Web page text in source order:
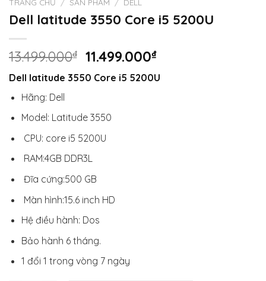
Dell latitude 3550 Core i5 5200U
13.499.000₫
Giá
gốc
là:
11.499.000₫Giá
hiện
tại
Dell latitude 3550 Core i5 5200U
Hãng: Dell
Model: Latitude 3550
CPU: core i5 5200U
RAM:4GB DDR3L
Đĩa cứng:500 GB
Màn hình:15.6 inch HD
Hệ điều hành: Dos
Bảo hành 6 tháng.
1 đổi 1 trong vòng 7 ngày